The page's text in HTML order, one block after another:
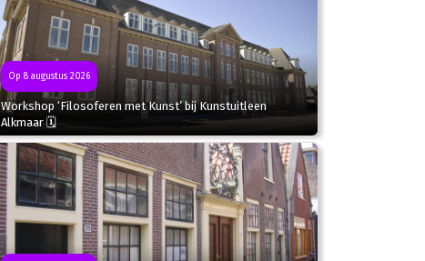
Op 8 augustus 2026
Workshop ‘Filosoferen met Kunst’ bij Kunstuitleen
Alkmaar 🗓